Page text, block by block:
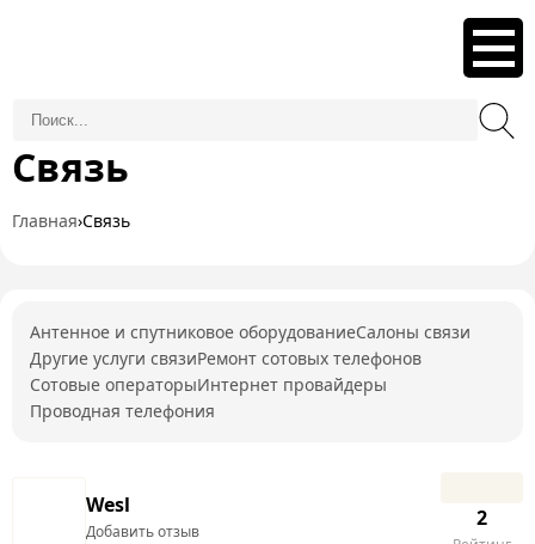
Связь
Главная›Связь
Антенное и спутниковое оборудованиеСалоны связи
Другие услуги связиРемонт сотовых телефонов
Сотовые операторыИнтернет провайдеры
Проводная телефония
Wesl
Добавить отзыв
2